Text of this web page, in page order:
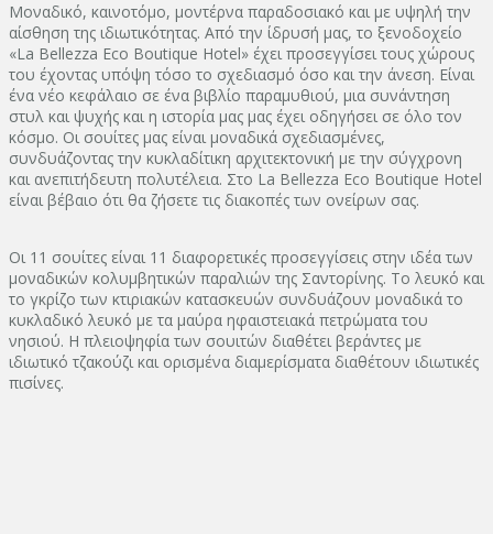
Μοναδικό, καινοτόμο, μοντέρνα παραδοσιακό και με υψηλή την
αίσθηση της ιδιωτικότητας. Από την ίδρυσή μας, το ξενοδοχείο
«La Bellezza Eco Boutique Hotel» έχει προσεγγίσει τους χώρους
του έχοντας υπόψη τόσο το σχεδιασμό όσο και την άνεση. Είναι
ένα νέο κεφάλαιο σε ένα βιβλίο παραμυθιού, μια συνάντηση
στυλ και ψυχής και η ιστορία μας μας έχει οδηγήσει σε όλο τον
κόσμο. Οι σουίτες μας είναι μοναδικά σχεδιασμένες,
συνδυάζοντας την κυκλαδίτικη αρχιτεκτονική με την σύγχρονη
και ανεπιτήδευτη πολυτέλεια. Στο La Bellezza Eco Boutique Hotel
είναι βέβαιο ότι θα ζήσετε τις διακοπές των ονείρων σας.
Οι 11 σουίτες είναι 11 διαφορετικές προσεγγίσεις στην ιδέα των
μοναδικών κολυμβητικών παραλιών της Σαντορίνης. Το λευκό και
το γκρίζο των κτιριακών κατασκευών συνδυάζουν μοναδικά το
κυκλαδικό λευκό με τα μαύρα ηφαιστειακά πετρώματα του
νησιού. Η πλειοψηφία των σουιτών διαθέτει βεράντες με
ιδιωτικό τζακούζι και ορισμένα διαμερίσματα διαθέτουν ιδιωτικές
πισίνες.